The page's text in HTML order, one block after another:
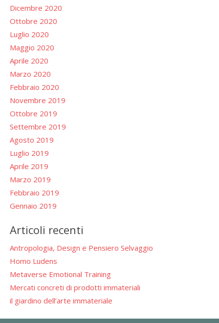
Dicembre 2020
Ottobre 2020
Luglio 2020
Maggio 2020
Aprile 2020
Marzo 2020
Febbraio 2020
Novembre 2019
Ottobre 2019
Settembre 2019
Agosto 2019
Luglio 2019
Aprile 2019
Marzo 2019
Febbraio 2019
Gennaio 2019
Articoli recenti
Antropologia, Design e Pensiero Selvaggio
Homo Ludens
Metaverse Emotional Training
Mercati concreti di prodotti immateriali
il giardino dell’arte immateriale